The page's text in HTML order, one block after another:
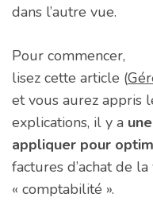
dans l’autre vue.
Pour commencer,
lisez cette article (
et vous aurez appris
explications, il y a
appliquer pour
factures d’achat de
« comptabilité ».